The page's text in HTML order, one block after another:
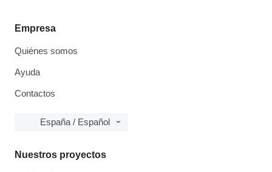
Empresa
Quiénes somos
Ayuda
Contactos
España / Español
Nuestros proyectos